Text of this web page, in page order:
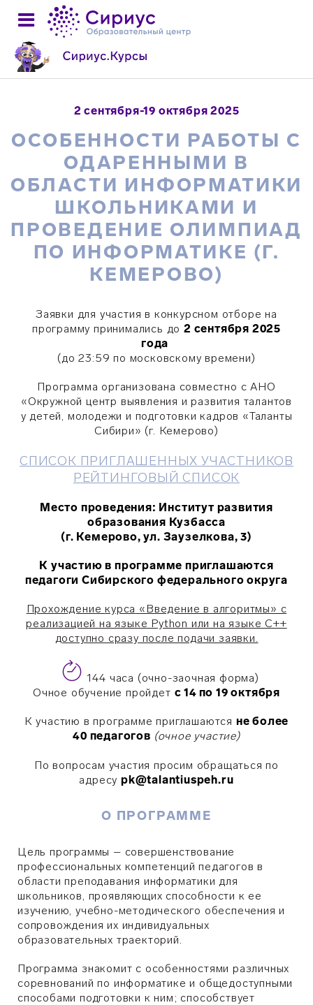
2 сентября-19 октября 2025
ОСОБЕННОСТИ РАБОТЫ С
ОДАРЕННЫМИ В
ОБЛАСТИ ИНФОРМАТИКИ
ШКОЛЬНИКАМИ И
ПРОВЕДЕНИЕ ОЛИМПИАД
ПО ИНФОРМАТИКЕ (Г.
КЕМЕРОВО)
Заявки для участия в конкурсном отборе на
программу принимались до 2 сентября 2025
года
(до 23:59 по московскому времени)
Программа организована совместно с АНО
«Окружной центр выявления и развития талантов
у детей, молодежи и подготовки кадров «Таланты
Сибири» (г. Кемерово)
СПИСОК ПРИГЛАШЕННЫХ УЧАСТНИКОВ
РЕЙТИНГОВЫЙ СПИСОК
Место проведения: Институт развития
образования Кузбасса
(г. Кемерово, ул. Заузелкова, 3)
К участию в программе приглашаются
педагоги Сибирского федерального округа
Прохождениекурса «Введение в алгоритмы» с
реализацией на языке Python или на языке C++
доступно сразу после подачи заявки.
144 часа (очно-заочная форма)
Очное обучение пройдет с 14 по 19 октября
К участию в программе приглашаются не более
40 педагогов (очное участие)
По вопросам участия просим обращаться по
адресуpk@talantiuspeh.ru
О ПРОГРАММЕ
Цель программы – совершенствование
профессиональных компетенций педагогов в
области преподавания информатики для
школьников, проявляющих способности к ее
изучению, учебно-методического обеспечения и
сопровождения их индивидуальных
образовательных траекторий.
Программа знакомит с особенностями различных
соревнований по информатике и общедоступными
способами подготовки к ним; способствует